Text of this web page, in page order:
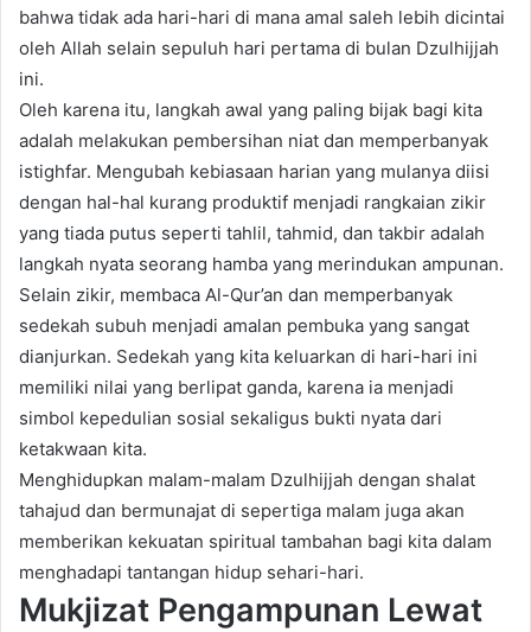
bahwa tidak ada hari-hari di mana amal saleh lebih dicintai
oleh Allah selain sepuluh hari pertama di bulan Dzulhijjah
ini.
Oleh karena itu, langkah awal yang paling bijak bagi kita
adalah melakukan pembersihan niat dan memperbanyak
istighfar. Mengubah kebiasaan harian yang mulanya diisi
dengan hal-hal kurang produktif menjadi rangkaian zikir
yang tiada putus seperti tahlil, tahmid, dan takbir adalah
langkah nyata seorang hamba yang merindukan ampunan.
Selain zikir, membaca Al-Qur’an dan memperbanyak
sedekah subuh menjadi amalan pembuka yang sangat
dianjurkan. Sedekah yang kita keluarkan di hari-hari ini
memiliki nilai yang berlipat ganda, karena ia menjadi
simbol kepedulian sosial sekaligus bukti nyata dari
ketakwaan kita.
Menghidupkan malam-malam Dzulhijjah dengan shalat
tahajud dan bermunajat di sepertiga malam juga akan
memberikan kekuatan spiritual tambahan bagi kita dalam
menghadapi tantangan hidup sehari-hari.
Mukjizat Pengampunan Lewat